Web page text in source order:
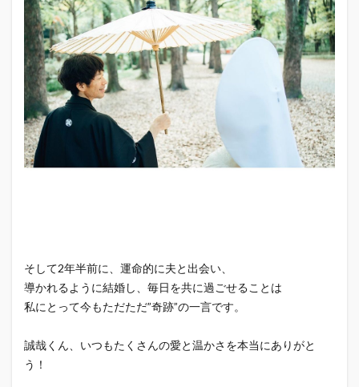
⁡そして2年半前に、運命的に夫と出会い、
導かれるように結婚し、毎日を共に過ごせることは
私にとって今もただただ”奇跡”の一言です。
誠哉くん、いつもたくさんの愛と温かさを本当にありがと
う！